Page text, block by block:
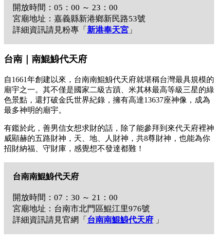
開放時間：05：00 ～ 23：00
宮廟地址：嘉義縣新港鄉新民路53號
詳細資訊請見粉專「 新港奉天宮 」
台南｜南鯤鯓代天府
自1661年創建以來，台南南鯤鯓代天府就堪稱台灣最具規模的
廟宇之一。其不僅是國家二級古蹟、米其林最高等級三星的綠
色景點，還打破金氏世界紀錄，擁有高達13637座神像，成為
最多神明的廟宇。
有鑑於此，善男信女想求財的話，除了能參拜到來代天府裡神
威顯赫的五路財神，天、地、人財神，共8尊財神，也能為你
招財納福、守財庫，感覺想不發達都難！
台南南鯤鯓代天府
開放時間：07：30 ～ 21：00
宮廟地址：台南市北門區鯤江里976號
詳細資訊請見官網「 台南南鯤鯓代天府 」